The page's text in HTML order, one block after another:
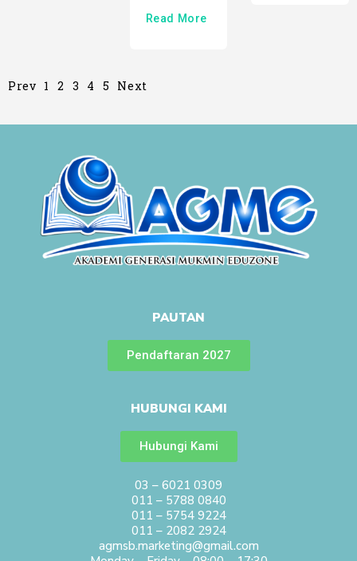
Read More
Prev 1 2 3 4 5 Next
PAUTAN
Pendaftaran 2027
HUBUNGI KAMI
Hubungi Kami
03 – 6021 0309
011 – 5788 0840
011 – 5754 9224
011 – 2082 2924
agmsb.marketing@gmail.com